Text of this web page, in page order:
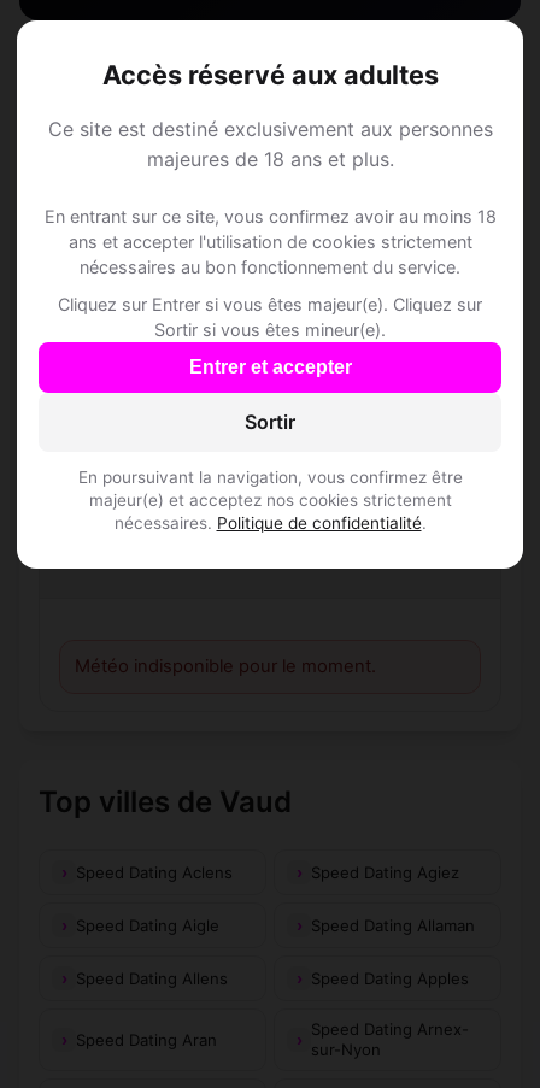
Accès réservé aux adultes
Ce site est destiné exclusivement aux personnes
majeures de 18 ans et plus.
En entrant sur ce site, vous confirmez avoir au moins 18
ans et accepter l'utilisation de cookies strictement
nécessaires au bon fonctionnement du service.
Cliquez sur Entrer si vous êtes majeur(e). Cliquez sur
Sortir si vous êtes mineur(e).
Entrer et accepter
Sortir
En poursuivant la navigation, vous confirmez être
majeur(e) et acceptez nos cookies strictement
nécessaires. Politique de confidentialité.
Questions fréquentes
Comment trouver Speed Dating à
Bretonnières ?
L'inscription est-elle gratuite ?
Combien de membres Speed Dating sont
inscrits à Bretonnières ?
Météo indisponible pour le moment.
Top villes de Vaud
Speed Dating Aclens Speed Dating Agiez
Speed Dating Aigle Speed Dating Allaman
Speed Dating Allens Speed Dating Apples
Speed Dating Aran
Speed Dating Arnex-
sur-Nyon